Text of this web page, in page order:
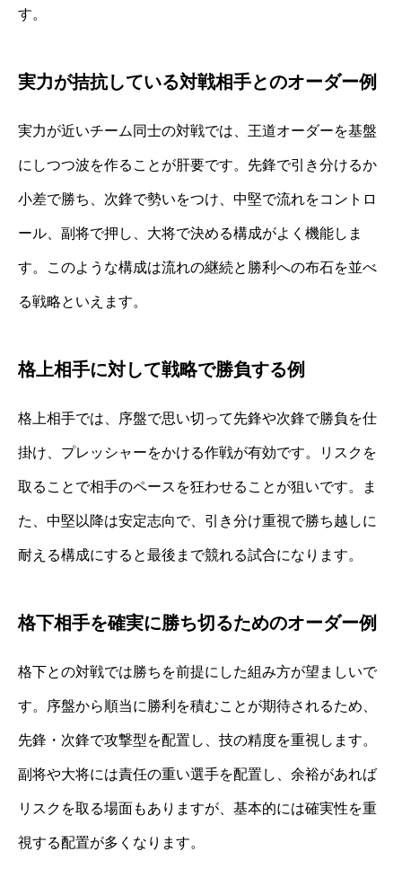
す。
実力が拮抗している対戦相手とのオーダー例
実力が近いチーム同士の対戦では、王道オーダーを基盤
にしつつ波を作ることが肝要です。先鋒で引き分けるか
小差で勝ち、次鋒で勢いをつけ、中堅で流れをコントロ
ール、副将で押し、大将で決める構成がよく機能しま
す。このような構成は流れの継続と勝利への布石を並べ
る戦略といえます。
格上相手に対して戦略で勝負する例
格上相手では、序盤で思い切って先鋒や次鋒で勝負を仕
掛け、プレッシャーをかける作戦が有効です。リスクを
取ることで相手のペースを狂わせることが狙いです。ま
た、中堅以降は安定志向で、引き分け重視で勝ち越しに
耐える構成にすると最後まで競れる試合になります。
格下相手を確実に勝ち切るためのオーダー例
格下との対戦では勝ちを前提にした組み方が望ましいで
す。序盤から順当に勝利を積むことが期待されるため、
先鋒・次鋒で攻撃型を配置し、技の精度を重視します。
副将や大将には責任の重い選手を配置し、余裕があれば
リスクを取る場面もありますが、基本的には確実性を重
視する配置が多くなります。